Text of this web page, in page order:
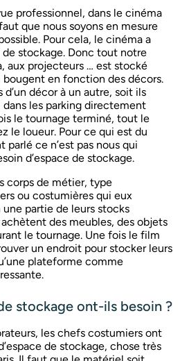
professionnel, dans le cinéma
que nous soyons en mesure
Pour cela, le cinéma a
de stockage. Donc tout notre
aux projecteurs … est stocké
bougent en fonction des décors.
décor à un autre, soit ils
les parking directement
le tournage terminé, tout le
le loueur. Pour ce qui est du
parlé ce n’est pas nous qui
d’espace de stockage.
corps de métier, type
ou costumières qui eux
partie de leurs stocks
des meubles, des objets
le tournage. Une fois le film
un endroit pour stocker leurs
plateforme comme
stockage ont-ils besoin ?
les chefs costumiers ont
de stockage, chose très